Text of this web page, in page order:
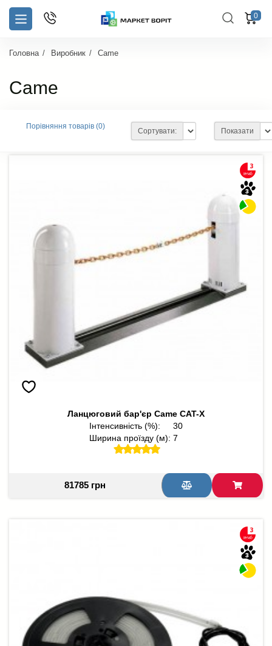
0
Головна Виробник Came
Came
Порівняння товарів (0)
Сортувати: Показати
Ланцюговий бар'єр Came CAT-X
Інтенсивність (%):
30
Ширина проїзду (м): 7
81785 грн